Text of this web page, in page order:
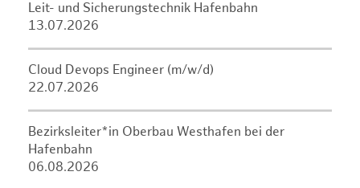
Leit- und Sicherungstechnik Hafenbahn
13.07.2026
Cloud Devops Engineer (m/w/d)
22.07.2026
Bezirksleiter*in Oberbau Westhafen bei der
Hafenbahn
06.08.2026